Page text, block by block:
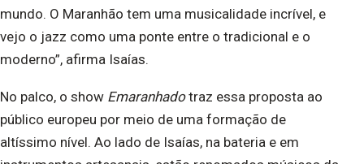
mundo. O Maranhão tem uma musicalidade incrível, e
vejo o jazz como uma ponte entre o tradicional e o
moderno”, afirma Isaías.
No palco, o show Emaranhadotraz essa proposta ao
público europeu por meio de uma formação de
altíssimo nível. Ao lado de Isaías, na bateria e em